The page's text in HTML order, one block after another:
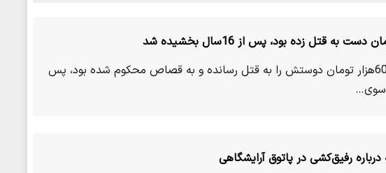
مردی که در جوانی به‌خاطر 60هزار تومان دوستش را به قتل رسانده و به قصاص محکوم شده بود، پس